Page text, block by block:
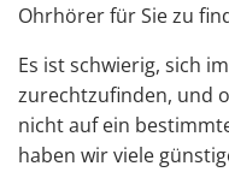
Ohrhörer für Sie zu
Es ist schwierig, sich
zurechtzufinden, und
nicht auf ein
haben wirviele